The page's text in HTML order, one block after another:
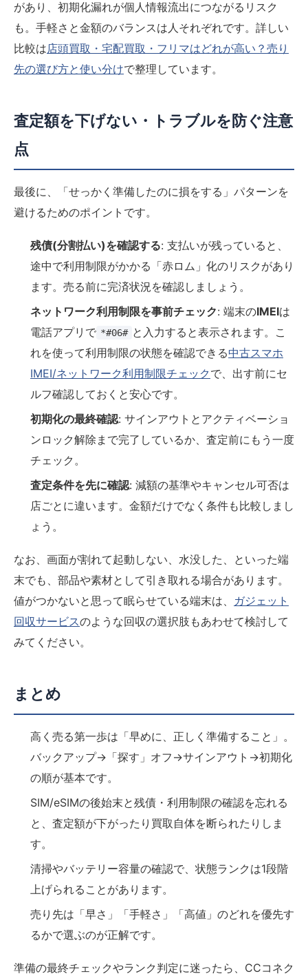
があり、初期化漏れが個人情報流出につながるリスク
も。手軽さと金額のバランスは人それぞれです。詳しい
比較は店頭買取・宅配買取・フリマはどれが高い？売り
先の選び方と使い分けで整理しています。
査定額を下げない・トラブルを防ぐ注意
点
最後に、「せっかく準備したのに損をする」パターンを
避けるためのポイントです。
残債(分割払い)を確認する: 支払いが残っていると、
途中で利用制限がかかる「赤ロム」化のリスクがあり
ます。売る前に完済状況を確認しましょう。
ネットワーク利用制限を事前チェック: 端末のIMEIは
電話アプリで *#06# と入力すると表示されます。こ
れを使って利用制限の状態を確認できる中古スマホ
IMEI/ネットワーク利用制限チェック で、出す前にセ
ルフ確認しておくと安心です。
初期化の最終確認: サインアウトとアクティベーショ
ンロック解除まで完了しているか、査定前にもう一度
チェック。
査定条件を先に確認: 減額の基準やキャンセル可否は
店ごとに違います。金額だけでなく条件も比較しまし
ょう。
なお、画面が割れて起動しない、水没した、といった端
末でも、部品や素材として引き取れる場合があります。
値がつかないと思って眠らせている端末は、 ガジェット
回収サービスのような回収の選択肢もあわせて検討して
みてください。
まとめ
高く売る第一歩は「早めに、正しく準備すること」。
バックアップ→「探す」オフ→サインアウト→初期化
の順が基本です。
SIM/eSIMの後始末と残債・利用制限の確認を忘れる
と、査定額が下がったり買取自体を断られたりしま
す。
清掃やバッテリー容量の確認で、状態ランクは1段階
上げられることがあります。
売り先は「早さ」「手軽さ」「高値」のどれを優先す
るかで選ぶのが正解です。
準備の最終チェックやランク判定に迷ったら、CCコネク